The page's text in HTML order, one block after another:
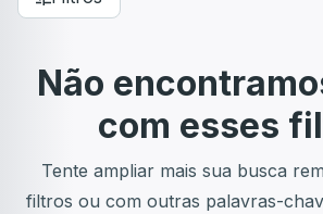
Não
com esses
Tente ampliar mais sua busca
filtros ou com outras palavras-